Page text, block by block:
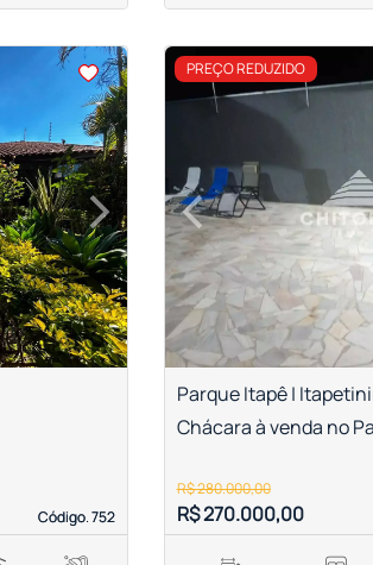
›
Next
Código. 752
Código. 752
PREÇO REDUZIDO
<<<
‹Previous
Parque Itapê |
Chácara à venda no
R$ 280.000,00
R$ 270.000,00